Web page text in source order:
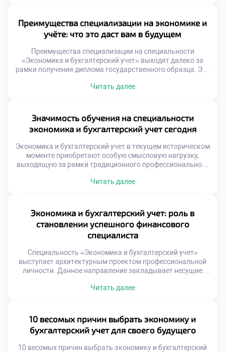
последовательности. Каждый новый модуль опирается
на ранее изученный фундамент. Пропуск […]
Преимущества специализации на экономике и
учёте: что это даст вам в будущем
Преимущества специализации на специальности
«Экономика и бухгалтерский учет» выходят далеко за
рамки получения диплома государственного образца. Это
мышления, ориентированного на порядок, логику и
превращая хаос информации в структурированную
систему знаний. Финансовая экспертиза выступает
универсальным языком делового общения, понятным в
любой точке […]
Читать далее
Значимость обучения на специальности
экономика и бухгалтерский учет сегодня
Экономика и бухгалтерский учет в текущем историческом
моменте приобретают особую смысловую нагрузку,
выходящую за рамки традиционного профессионального
на глобальный запрос общества в упорядочивании и
инструмент формирования устойчивой личности.
Молодые люди, принимающие решение поступить учиться
в техникум платно, интуитивно […]
Читать далее
Экономика и бухгалтерский учет: роль в
становлении успешного финансового
специалиста
Специальность «Экономика и бухгалтерский учет»
выступает архитектурным проектом профессиональной
личности. Данное направление закладывает несущие
невозможен без прочного основания. Знание учета
способность видеть невидимое. Цифры превращаются в
инструмент управления реальностью. Дисциплина ума
становится второй натурой выпускника. Рынок
распознает таких экспертов […]
Читать далее
10 весомых причин выбрать экономику и
бухгалтерский учет для своего будущего
10 весомых причин выбрать экономику и бухгалтерский